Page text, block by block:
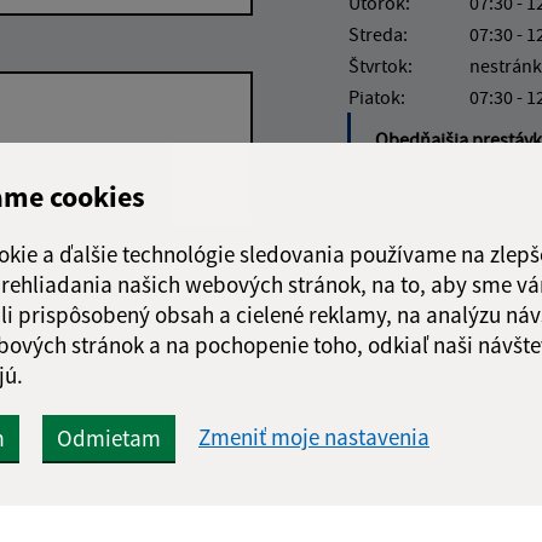
cookies
a ďalšie technológie sledovania používame na
našich webových stránok, na to, aby sme
prispôsobený obsah a cielené reklamy, na analýzu
stránok a na pochopenie toho, odkiaľ naši
Odmietam Zmeniť moje nastavenia
Google reCaptcha Response
Odoslať správu
Streda:
07:30 -
Štvrtok:
Piatok:
07:30 -
Obedňajšia